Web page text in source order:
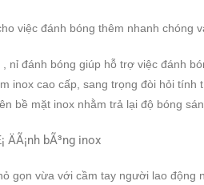
việc đánh bóng thêm nhanh chóng
đánh bóng giúp hỗ trợ việc đánh
inox cao cấp, sang trọng đòi hỏi tính
bề mặt inox nhằm trả lại độ bóng
gọn vừa với cầm tay người lao động